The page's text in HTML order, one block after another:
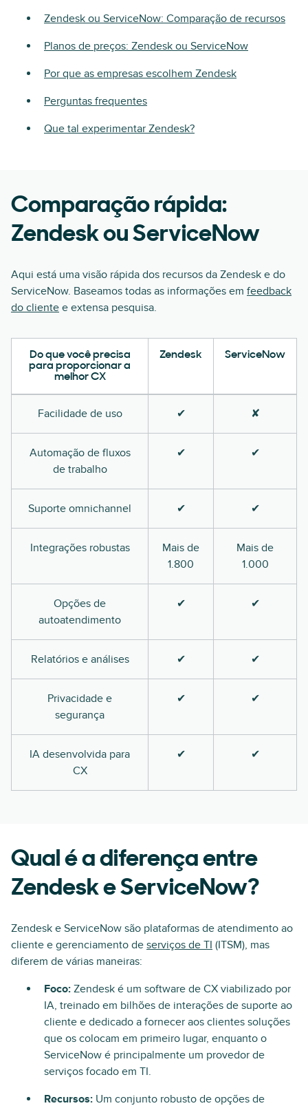
Zendesk ou ServiceNow: Comparação de recursos
Planos de preços: Zendesk ou ServiceNow
Por que as empresas escolhem Zendesk
Perguntas frequentes
Que tal experimentar Zendesk?
Comparação rápida:
Zendesk ou ServiceNow
Aqui está uma visão rápida dos recursos da Zendesk e do
ServiceNow. Baseamos todas as informações em feedback
do cliente e extensa pesquisa.
Do que você precisa
para proporcionar a
melhor CX
Zendesk ServiceNow
Facilidade de uso ✔ ✘
Automação de fluxos
de trabalho
✔ ✔
Suporte omnichannel ✔ ✔
Integrações robustas
Mais de
1.800
Mais de
1.000
Opções de
autoatendimento
✔ ✔
Relatórios e análises ✔ ✔
Privacidade e
segurança
✔ ✔
IA desenvolvida para
CX
✔ ✔
Qual é a diferença entre
Zendesk e ServiceNow?
Zendesk e ServiceNow são plataformas de atendimento ao
cliente e gerenciamento de serviços de TI (ITSM), mas
diferem de várias maneiras:
Foco: Zendesk é um software de CX viabilizado por
IA, treinado em bilhões de interações de suporte ao
cliente e dedicado a fornecer aos clientes soluções
que os colocam em primeiro lugar, enquanto o
ServiceNow é principalmente um provedor de
serviços focado em TI.
Recursos: Um conjunto robusto de opções de